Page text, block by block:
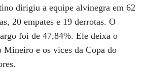
dirigiu a equipe alvinegra em 62
20 empates e 19 derrotas. O
foi de 47,84%. Ele deixa o
e os vices da Copa do